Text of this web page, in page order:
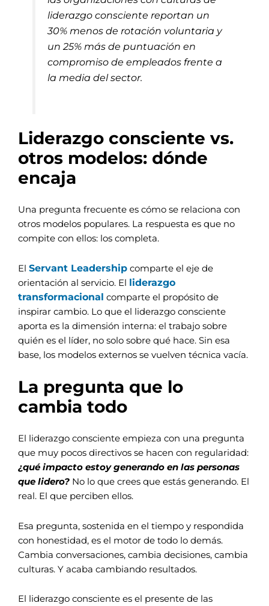
liderazgo consciente reportan un
30% menos de rotación voluntaria y
un 25% más de puntuación en
compromiso de empleados frente a
la media del sector.
Liderazgo consciente vs.
otros modelos: dónde
encaja
Una pregunta frecuente es cómo se relaciona con
otros modelos populares. La respuesta es que no
compite con ellos: los completa.
El Servant Leadership comparte el eje de
orientación al servicio. El liderazgo
transformacional comparte el propósito de
inspirar cambio. Lo que el liderazgo consciente
aporta es la dimensión interna: el trabajo sobre
quién es el líder, no solo sobre qué hace. Sin esa
base, los modelos externos se vuelven técnica vacía.
La pregunta que lo
cambia todo
El liderazgo consciente empieza con una pregunta
que muy pocos directivos se hacen con regularidad:
¿qué impacto estoy generando en las personas
que lidero? No lo que crees que estás generando. El
real. El que perciben ellos.
Esa pregunta, sostenida en el tiempo y respondida
con honestidad, es el motor de todo lo demás.
Cambia conversaciones, cambia decisiones, cambia
culturas. Y acaba cambiando resultados.
El liderazgo consciente es el presente de las